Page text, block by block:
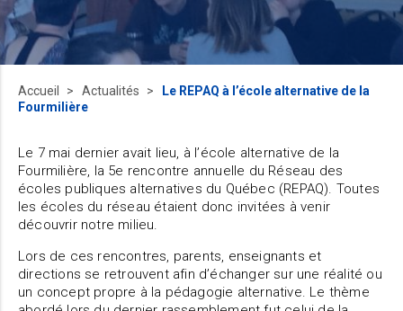
Accueil Actualités
Le REPAQ à l’école alternative de la
Fourmilière
Le 7 mai dernier avait lieu, à l’école alternative de la
Fourmilière, la 5e rencontre annuelle du Réseau des
écoles publiques alternatives du Québec (REPAQ). Toutes
les écoles du réseau étaient donc invitées à venir
découvrir notre milieu.
Lors de ces rencontres, parents, enseignants et
directions se retrouvent afin d’échanger sur une réalité ou
un concept propre à la pédagogie alternative. Le thème